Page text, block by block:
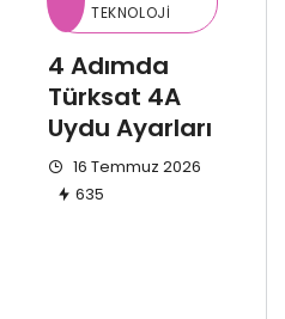
TEKNOLOJI
4 Adımda
Türksat 4A
Uydu Ayarları
16 Temmuz 2026
635